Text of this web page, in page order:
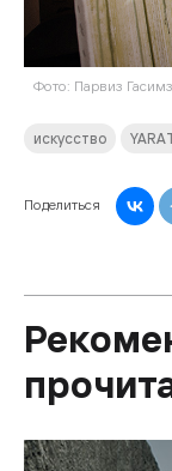
Фото: Парвиз
искусство
Поделиться